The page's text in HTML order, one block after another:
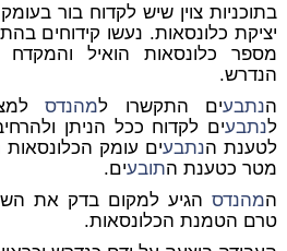
יציקת כלונסאות. נעשו קידוחים
מספר כלונסאות הואיל
הנדרש.
הנתבעים התקשרו למהנדס
לנתבע
לטענת הנתבע
מטר כטענת התובעים.
המהנדסהגיע למקום בדק את
טרם הטמנת הכלונסאות.